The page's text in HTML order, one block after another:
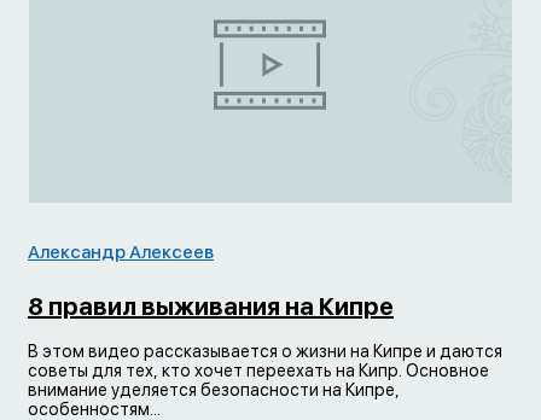
Александр Алексеев
8 правил выживания на Кипре
В этом видео рассказывается о жизни на Кипре и даются
советы для тех, кто хочет переехать на Кипр. Основное
внимание уделяется безопасности на Кипре,
особенностям...